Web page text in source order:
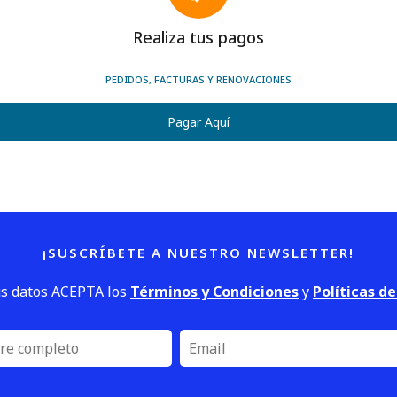
Realiza tus pagos
PEDIDOS, FACTURAS Y RENOVACIONES
Pagar Aquí
¡SUSCRÍBETE A NUESTRO NEWSLETTER!
datos ACEPTA los Términos y Condicionesy Políticas